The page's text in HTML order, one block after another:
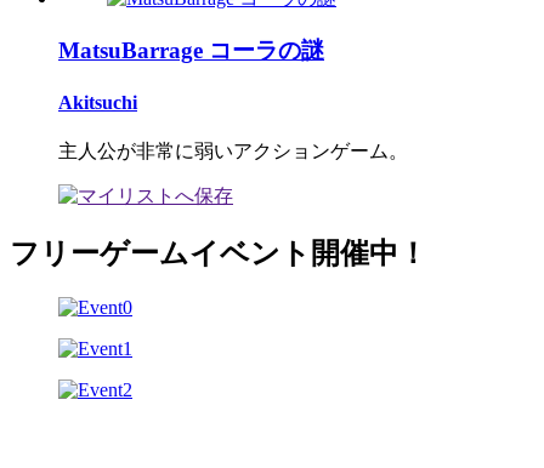
MatsuBarrage コーラの謎
Akitsuchi
主人公が非常に弱いアクションゲーム。
フリーゲームイベント開催中！